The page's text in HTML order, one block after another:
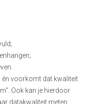
én voorkomt dat kwaliteit
Ook kan je hierdoor
datakwaliteit meten